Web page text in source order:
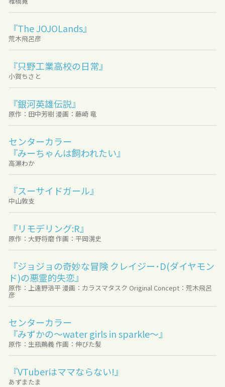
『The JOJOLands』
荒木飛呂彦
『只野工業高校の日常』
小賀ちさと
『銀河英雄伝説』
原作：田中芳樹 漫画：藤崎 竜
センターカラー
『みーちゃんは飼われたい』
高瀬わか
『スーサイドガール』
中山敦支
『リモデリング:R』
原作：大野将磨 作画：平岡滉史
『ジョジョの奇妙な冒険 クレイジー･D(ダイヤモン
ド)の悪霊的失恋』
原作：上遠野浩平 漫画：カラスマタスク Original Concept：荒木飛呂
彦
センターカラー
『みずかの～water girls in sparkle～』
原作：生瓶鵜義 作画：伸びた髪
『VTuberはママならない!』
あずまたま